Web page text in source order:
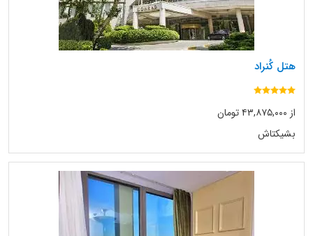
هتل کُنراد
از ۴۳,۸۷۵,۰۰۰ تومان
بشیکتاش